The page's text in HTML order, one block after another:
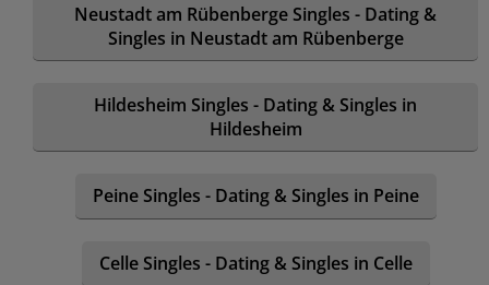
Neustadt am Rübenberge Singles - Dating &
Singles in Neustadt am Rübenberge
Hildesheim Singles - Dating & Singles in
Hildesheim
Peine Singles - Dating & Singles in Peine
Celle Singles - Dating & Singles in Celle